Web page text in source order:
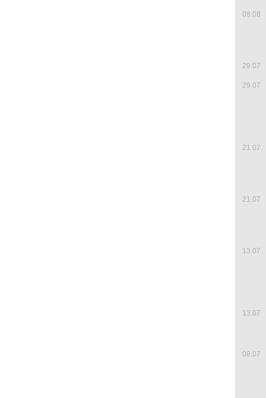
08.08
29.07
29.07
21.07
21.07
13.07
13.07
08.07